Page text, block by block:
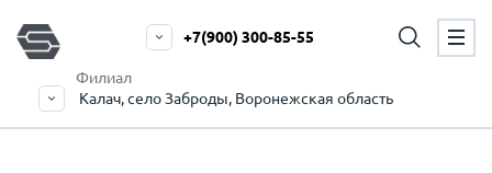
Филиал
Калач, село Заброды, Воронежская область
+7(900) 300-85-55